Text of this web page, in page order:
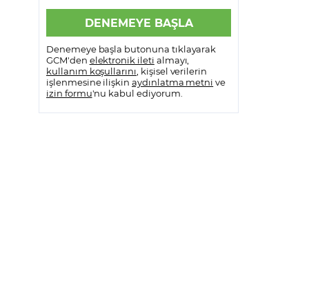
Denemeye başla butonuna tıklayarak
GCM'den elektronik ileti almayı,
kullanım koşullarını , kişisel verilerin
işlenmesine ilişkin aydınlatma metni ve
izin formu'nu kabul ediyorum.